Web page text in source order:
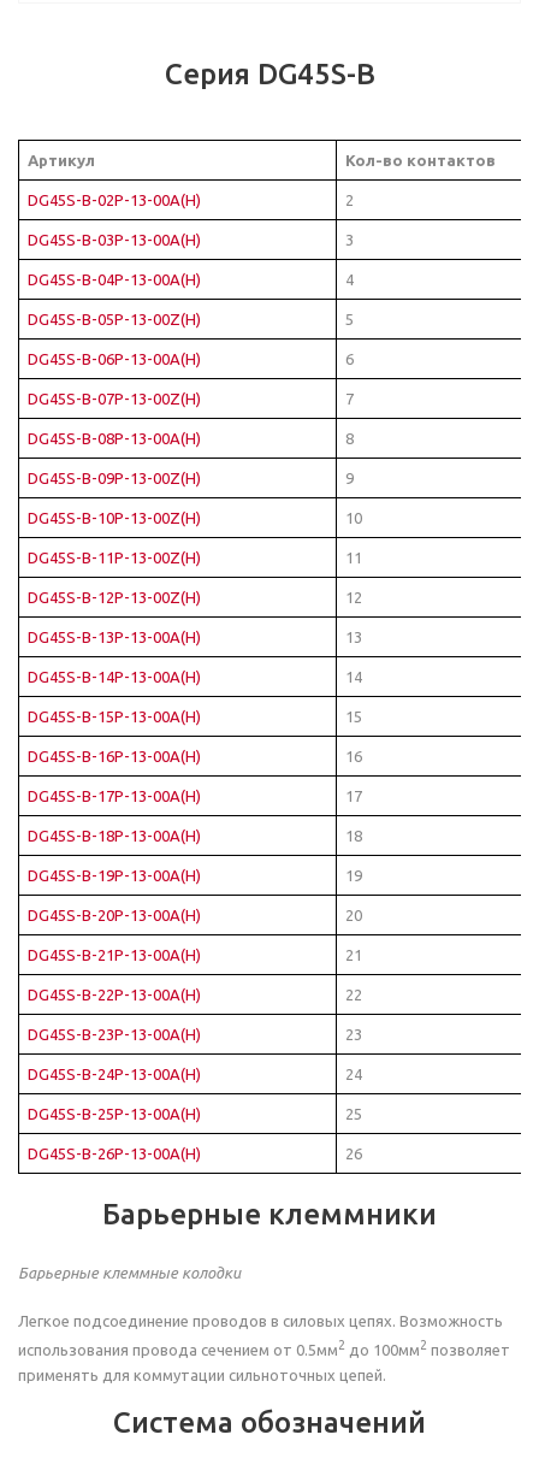
Серия DG45S-B
Артикул Кол-во контактов
DG45S-B-02P-13-00A(H) 2
DG45S-B-03P-13-00A(H) 3
DG45S-B-04P-13-00A(H) 4
DG45S-B-05P-13-00Z(H) 5
DG45S-B-06P-13-00A(H) 6
DG45S-B-07P-13-00Z(H) 7
DG45S-B-08P-13-00A(H) 8
DG45S-B-09P-13-00Z(H) 9
DG45S-B-10P-13-00Z(H) 10
DG45S-B-11P-13-00Z(H) 11
DG45S-B-12P-13-00Z(H) 12
DG45S-B-13P-13-00A(H) 13
DG45S-B-14P-13-00A(H) 14
DG45S-B-15P-13-00A(H) 15
DG45S-B-16P-13-00A(H) 16
DG45S-B-17P-13-00A(H) 17
DG45S-B-18P-13-00A(H) 18
DG45S-B-19P-13-00A(H) 19
DG45S-B-20P-13-00A(H) 20
DG45S-B-21P-13-00A(H) 21
DG45S-B-22P-13-00A(H) 22
DG45S-B-23P-13-00A(H) 23
DG45S-B-24P-13-00A(H) 24
DG45S-B-25P-13-00A(H) 25
DG45S-B-26P-13-00A(H) 26
Барьерные клеммники
Барьерные клеммные колодки
Легкое подсоединение проводов в силовых цепях. Возможность
использования провода сечением от 0.5мм2 до 100мм2 позволяет
применять для коммутации сильноточных цепей.
Система обозначений